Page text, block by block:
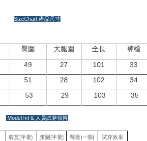
SizeChart 產品尺寸
臀圍 大腿圍 全長 褲檔
49 27 101
33
51 28 102
34
53 29 103 35
Model Inf & 人員試穿報告
肩寬(平量) 腰圍(平量) 臀圍(一圈) 試穿效果